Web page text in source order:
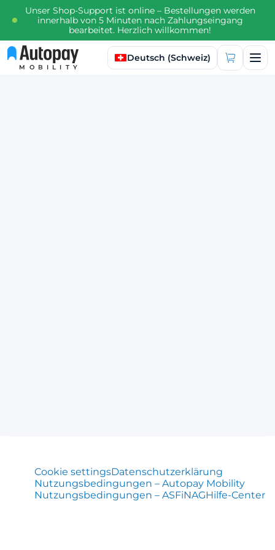
Unser Shop-Support ist online – Bestellungen werden
innerhalb von 5 Minuten nach Zahlungseingang
bearbeitet. Herzlich willkommen!
MOBILITY
Sprache auswählen
Deutsch (Schweiz)
Cookie settingsDatenschutzerklärung
Nutzungsbedingungen – Autopay Mobility
Nutzungsbedingungen – ASFiNAGHilfe-Center